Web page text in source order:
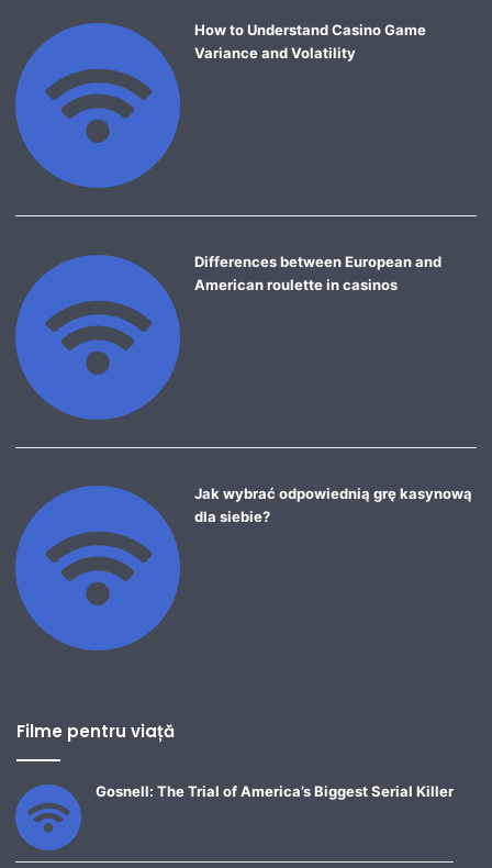
How to Understand Casino Game
Variance and Volatility
Differences between European and
American roulette in casinos
Jak wybrać odpowiednią grę kasynową
dla siebie?
Filme pentru viață
Gosnell: The Trial of America’s Biggest Serial Killer